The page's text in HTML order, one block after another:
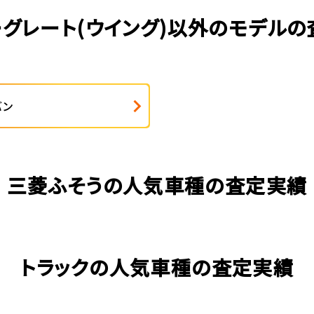
レート(ウイング)以外のモデル
三菱ふそうの人気車種の査定実績
トラックの人気車種の査定実績